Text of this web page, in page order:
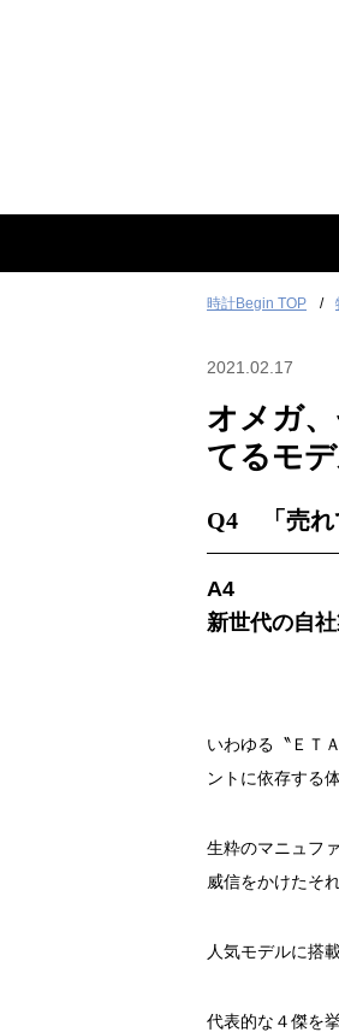
時計Begin TOP
2021.02.17
オメガ
てるモ
Q4 「売
A4
新世代の自
いわゆる〝ＥＴ
ントに依存する
生粋のマニュフ
威信をかけたそ
人気モデルに搭
代表的な４傑を